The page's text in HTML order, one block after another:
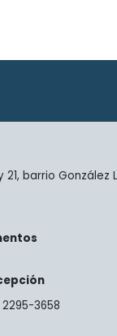
21, barrio González
3658